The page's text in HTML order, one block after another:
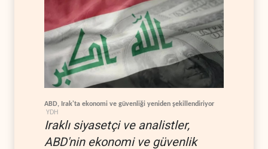
ABD, Irak'ta ekonomi ve güvenliği yeniden şekillendiriyor
YDH
Iraklı siyasetçi ve analistler,
ABD'nin ekonomi ve güvenlik